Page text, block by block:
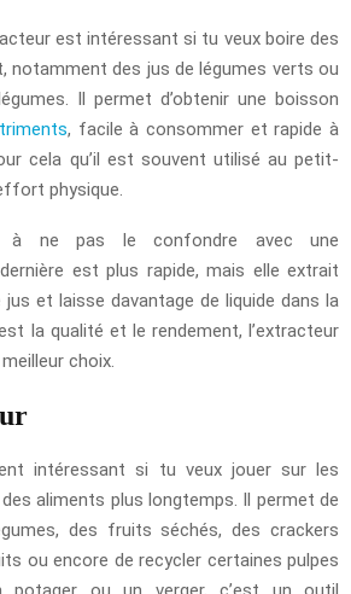
est intéressant si tu veux boire des
notamment des jus de légumes verts ou
Il permet d’obtenir une boisson
, facile à consommer et rapide à
cela qu’il est souvent utilisé au petit-
physique.
à ne pas le confondre avec une
est plus rapide, mais elle extrait
et laisse davantage de liquide dans la
la qualité et le rendement, l’extracteur
choix.
intéressant si tu veux jouer sur les
aliments plus longtemps. Il permet de
des fruits séchés, des crackers
ou encore de recycler certaines pulpes